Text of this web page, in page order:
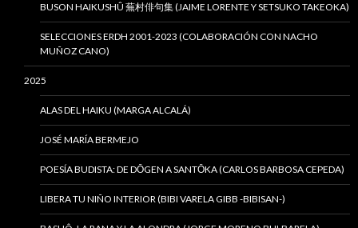
BUSON HAIKUSHÛ 蕪村俳句集 (JAIME LORENTE Y SETSUKO TAKEOKA)
SELECCIONES ERDH 2001-2023 (COLABORACIÓN CON NACHO
MUÑOZ CANO)
2025
ALAS DEL HAIKU (MARGA ALCALÁ)
JOSÉ MARÍA BERMEJO
POESÍA BUDISTA: DE DŌGEN A SANTŌKA (CARLOS BARBOSA CEPEDA)
LIBERA TU NIÑO INTERIOR (BIBI VARELA GIBB -BIBISAN-)